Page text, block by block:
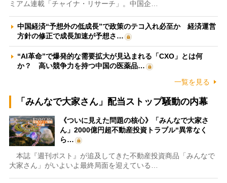
ミアム連載「チャイナ・リサーチ」。中国企…
中国経済“予想外の低成長”で政策のテコ入れ必至か 経済運営
方針の修正で成長加速が予想さ…
“AI革命”で爆発的な需要拡大が見込まれる「CXO」とは何
か？ 高い競争力を持つ中国の医薬品…
一覧を見る
「みんなで大家さん」配当ストップ騒動の内幕
《ついに見えた問題の核心》「みんなで大家さ
ん」2000億円超不動産投資トラブル“異常なく
ら…
本誌『週刊ポスト』が追及してきた不動産投資商品「みんなで
大家さん」がいよいよ最終局面を迎えている…